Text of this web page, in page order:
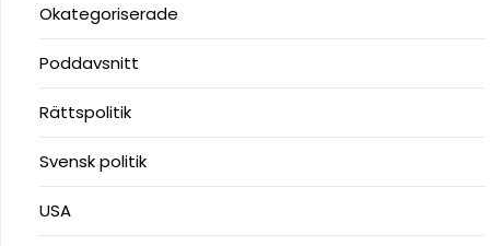
Okategoriserade
Poddavsnitt
Rättspolitik
Svensk politik
USA